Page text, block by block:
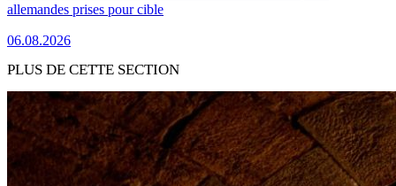
allemandes prises pour cible
06.08.2026
PLUS DE CETTE SECTION